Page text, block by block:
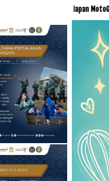
MotoGP Indonesia 2026